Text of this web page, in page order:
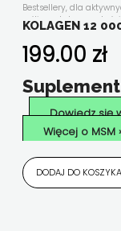
Bestsellery, dla
roślinne ,kolageny
układ odpornościowy,
Wszystkie produkty
KOLAGEN 12
199.00 zł
Dowiedz się
Więcej o MSM
DODAJ DO KOSZYKA